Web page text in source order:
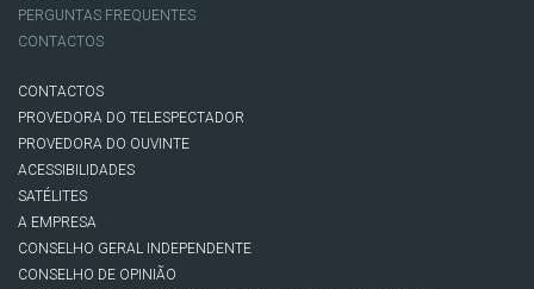
PERGUNTAS FREQUENTES
CONTACTOS
CONTACTOS
PROVEDORA DO TELESPECTADOR
PROVEDORA DO OUVINTE
ACESSIBILIDADES
SATÉLITES
A EMPRESA
CONSELHO GERAL INDEPENDENTE
CONSELHO DE OPINIÃO